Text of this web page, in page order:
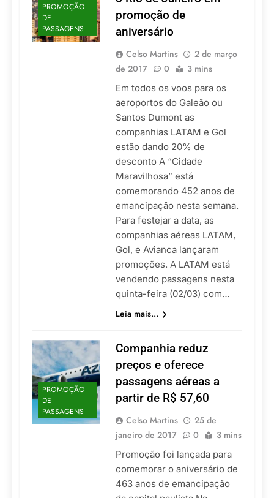
PROMOÇÃO
DE
PASSAGENS
promoção de
aniversário
Celso Martins
2 de março
de 2017
0 3 mins
Em todos os voos para os
aeroportos do Galeão ou
Santos Dumont as
companhias LATAM e Gol
estão dando 20% de
desconto A “Cidade
Maravilhosa” está
comemorando 452 anos de
emancipação nesta semana.
Para festejar a data, as
companhias aéreas LATAM,
Gol, e Avianca lançaram
promoções. A LATAM está
vendendo passagens nesta
quinta-feira (02/03) com…
Leia mais...
PROMOÇÃO
DE
PASSAGENS
Companhia reduz
preços e oferece
passagens aéreas a
partir de R$ 57,60
Celso Martins
25 de
janeiro de 2017
0 3 mins
Promoção foi lançada para
comemorar o aniversário de
463 anos de emancipação